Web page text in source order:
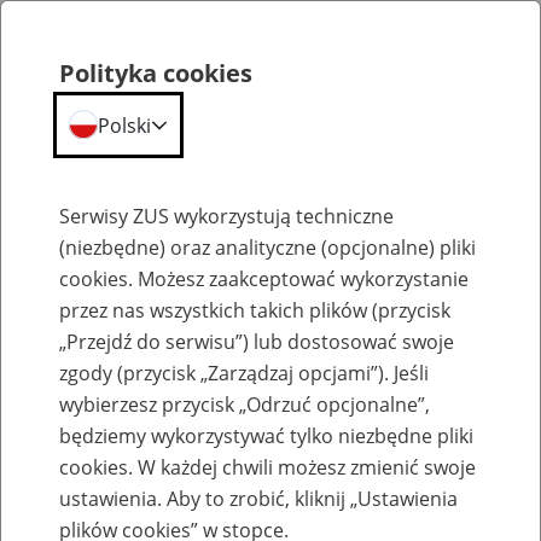
Emerytury
Baza zlikwidowanych lub
przekształconych zakładów pracy
Polityka cookies
Polski
Serwisy ZUS wykorzystują techniczne
(niezbędne) oraz analityczne (opcjonalne) pliki
cookies. Możesz zaakceptować wykorzystanie
przez nas wszystkich takich plików (przycisk
„Przejdź do serwisu”) lub dostosować swoje
zgody (przycisk „Zarządzaj opcjami”). Jeśli
wybierzesz przycisk „Odrzuć opcjonalne”,
będziemy wykorzystywać tylko niezbędne pliki
cookies. W każdej chwili możesz zmienić swoje
ustawienia. Aby to zrobić, kliknij „Ustawienia
plików cookies” w stopce.